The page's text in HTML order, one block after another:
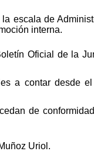
escala de
interna.
Oficial de la
a contar desde
de
Uriol.